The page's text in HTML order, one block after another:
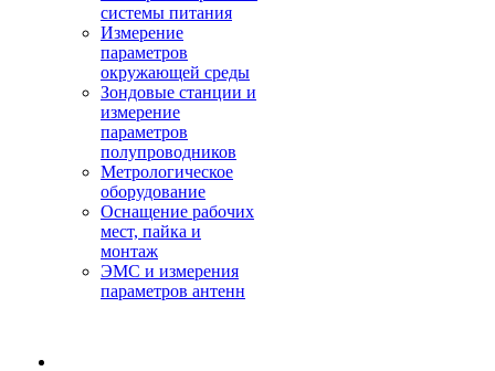
системы питания
Измерение
параметров
окружающей среды
Зондовые станции и
измерение
параметров
полупроводников
Метрологическое
оборудование
Оснащение рабочих
мест, пайка и
монтаж
ЭМС и измерения
параметров антенн